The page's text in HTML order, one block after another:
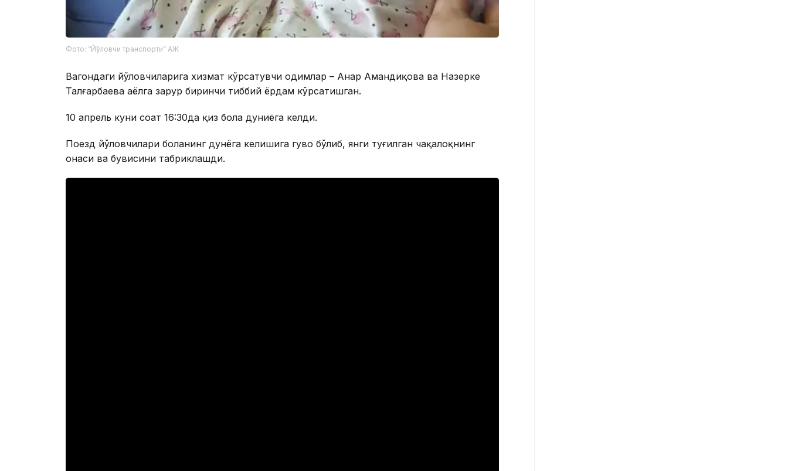
Фото: “Йўловчи транспорти” АЖ
Вагондаги йўловчиларига хизмат кўрсатувчи ҳодимлар – Анар Амандиқова ва Назерке
Талғарбаева аёлга зарур биринчи тиббий ёрдам кўрсатишган.
10 апрель куни соат 16:30да қиз бола дуниёга келди.
Поезд йўловчилари боланинг дунёга келишига гувоҳ бўлиб, янги туғилган чақалоқнинг
онаси ва бувисини табриклашди.